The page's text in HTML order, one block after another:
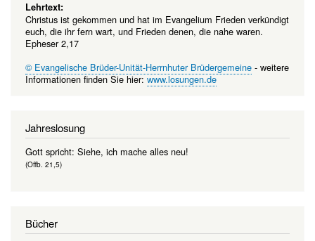
Lehrtext:
Christus ist gekommen und hat im Evangelium Frieden verkündigt
euch, die ihr fern wart, und Frieden denen, die nahe waren.
Epheser 2,17
© Evangelische Brüder-Unität-Herrnhuter Brüdergemeine - weitere
Informationen finden Sie hier: www.losungen.de
Jahreslosung
Gott spricht: Siehe, ich mache alles neu!
(Offb. 21,5)
Bücher